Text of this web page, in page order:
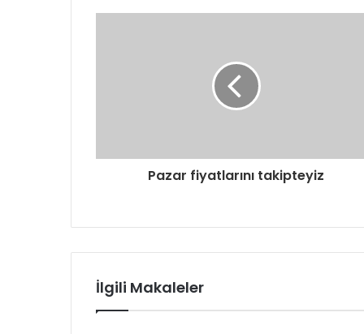
g
n
Pazar fiyatlarını takipteyiz
İlgili Makaleler